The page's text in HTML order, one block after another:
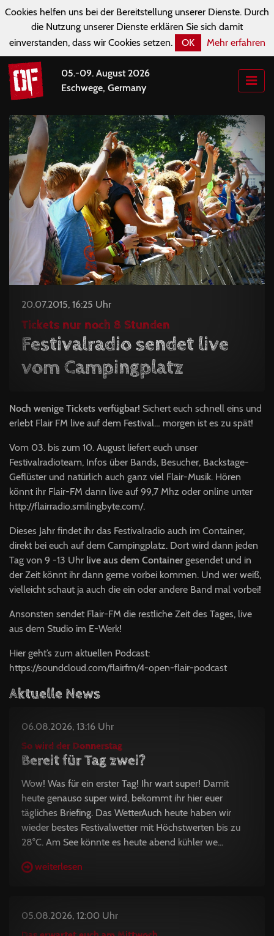
Cookies helfen uns bei der Bereitstellung unserer Dienste. Durch
die Nutzung unserer Dienste erklären Sie sich damit
einverstanden, dass wir Cookies setzen.
OK Mehr erfahren
05.-09. August 2026
Eschwege, Germany
20.07.2015, 16:25 Uhr
Tickets nur noch 8 Stunden
Festivalradio sendet live
vom Campingplatz
Noch wenige Tickets verfügbar! Sichert euch schnell eins und
erlebt Flair FM live auf dem Festival… morgen ist es zu spät!
Vom 03. bis zum 10. August liefert euch unser
Festivalradioteam, Infos über Bands, Besucher, Backstage-
Geflüster und natürlich auch ganz viel Flair-Musik. Hören
könnt ihr Flair-FM dann live auf 99,7 Mhz oder online unter
http://flairradio.smilingbyte.com/.
Dieses Jahr findet ihr das Festivalradio auch im Container,
direkt bei euch auf dem Campingplatz. Dort wird dann jeden
Tag von 9 -13 Uhr live aus dem Container gesendet und in
der Zeit könnt ihr dann gerne vorbei kommen. Und wer weiß,
vielleicht schaut ja auch die ein oder andere Band mal vorbei!
Ansonsten sendet Flair-FM die restliche Zeit des Tages, live
aus dem Studio im E-Werk!
Hier geht’s zum aktuellen Podcast:
https://soundcloud.com/flairfm/4-open-flair-podcast
Aktuelle News
06.08.2026, 13:16 Uhr
So wird der Donnerstag
Bereit für Tag zwei?
Wow! Was für ein erster Tag! Ihr wart super! Damit
heute genauso super wird, bekommt ihr hier euer
tägliches Briefing. Das WetterAuch heute haben wir
wieder bestes Festivalwetter mit Höchstwerten bis zu
28°C. Am See könnte es heute abend kühler we...
weiterlesen
05.08.2026, 12:00 Uhr